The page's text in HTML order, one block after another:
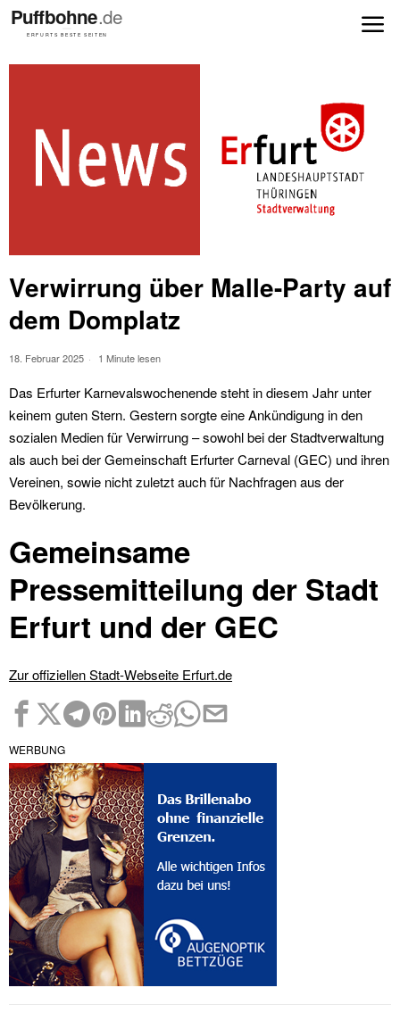
Verwirrung über Malle-Party auf
dem Domplatz
18. Februar 2025 1 Minute lesen
Das Erfurter Karnevalswochenende steht in diesem Jahr unter
keinem guten Stern. Gestern sorgte eine Ankündigung in den
sozialen Medien für Verwirrung – sowohl bei der Stadtverwaltung
als auch bei der Gemeinschaft Erfurter Carneval (GEC) und ihren
Vereinen, sowie nicht zuletzt auch für Nachfragen aus der
Bevölkerung.
Gemeinsame
Pressemitteilung der Stadt
Erfurt und der GEC
Zur offiziellen Stadt-Webseite Erfurt.de
WERBUNG